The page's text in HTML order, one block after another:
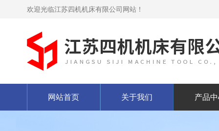
欢迎光临江苏四机机床有限公司网站！
网站首页 关于我们 产品